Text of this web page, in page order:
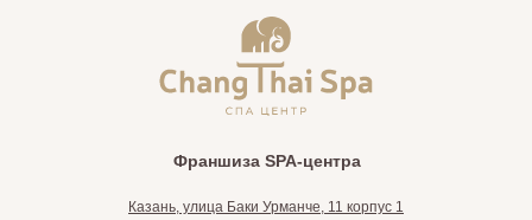
Казань, улица Баки Урманче, 11 корпус 1
Франшиза SPA-центра